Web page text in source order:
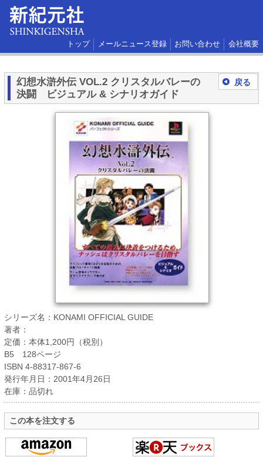
トップ メールニュース登録 お問い合わせ 会社概要
戻る
幻想水滸外伝 VOL.2 クリスタルバレーの
決闘 ビジュアル & シナリオガイド
シリーズ名：KONAMI OFFICIAL GUIDE
著者：
定価：本体1,200円（税別）
B5 128ページ
ISBN 4-88317-867-6
発行年月日：2001年4月26日
在庫：品切れ
この本を注文する